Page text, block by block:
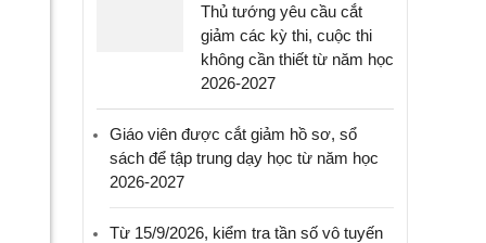
Thủ tướng yêu cầu cắt
giảm các kỳ thi, cuộc thi
không cần thiết từ năm học
2026-2027
Giáo viên được cắt giảm hồ sơ, sổ
sách để tập trung dạy học từ năm học
2026-2027
Từ 15/9/2026, kiểm tra tần số vô tuyến